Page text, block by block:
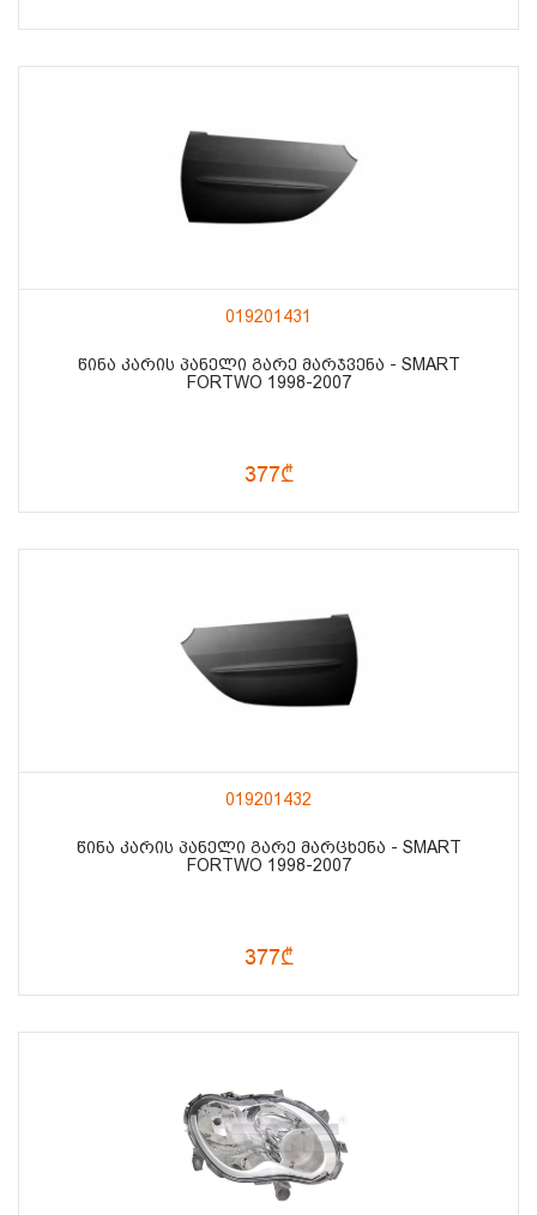
019201431
ᲬᲘᲜᲐ ᲙᲐᲠᲘᲡ ᲞᲐᲜᲔᲚᲘ ᲒᲐᲠᲔ ᲛᲐᲠᲯᲕᲔᲜᲐ - SMART
FORTWO 1998-2007
377₾
019201432
ᲬᲘᲜᲐ ᲙᲐᲠᲘᲡ ᲞᲐᲜᲔᲚᲘ ᲒᲐᲠᲔ ᲛᲐᲠᲪᲮᲔᲜᲐ - SMART
FORTWO 1998-2007
377₾